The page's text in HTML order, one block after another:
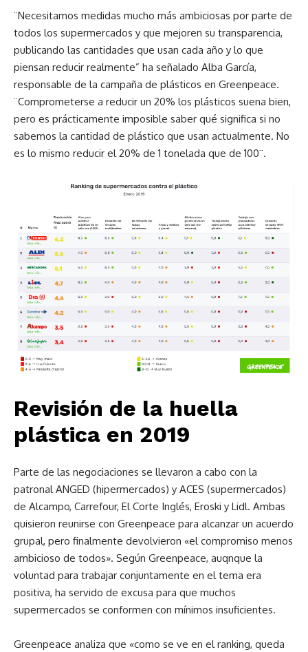
¨Necesitamos medidas mucho más ambiciosas por parte de
todos los supermercados y que mejoren su transparencia,
publicando las cantidades que usan cada año y lo que
piensan reducir realmente” ha señalado Alba García,
responsable de la campaña de plásticos en Greenpeace.
¨Comprometerse a reducir un 20% los plásticos suena bien,
pero es prácticamente imposible saber qué significa si no
sabemos la cantidad de plástico que usan actualmente. No
es lo mismo reducir el 20% de 1 tonelada que de 100¨.
Revisión de la huella
plástica en 2019
Parte de las negociaciones se llevaron a cabo con la
patronal ANGED (hipermercados) y ACES (supermercados)
de Alcampo, Carrefour, El Corte Inglés, Eroski y Lidl. Ambas
quisieron reunirse con Greenpeace para alcanzar un acuerdo
grupal, pero finalmente devolvieron «el compromiso menos
ambicioso de todos». Según Greenpeace, auqnque la
voluntad para trabajar conjuntamente en el tema era
positiva, ha servido de excusa para que muchos
supermercados se conformen con mínimos insuficientes.
Greenpeace analiza que «como se ve en el ranking, queda